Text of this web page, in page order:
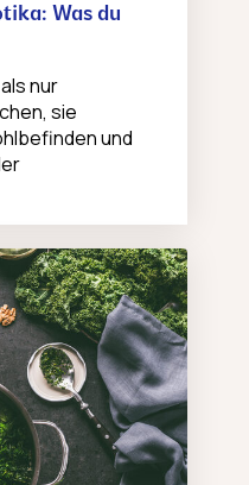
Was du
nur
sie
und